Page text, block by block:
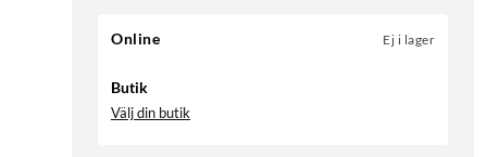
Online Ej i lager
Butik
Välj din butik